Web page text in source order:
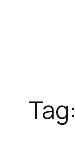
Tag: